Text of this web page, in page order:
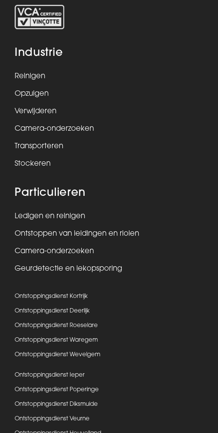
Industrie
Reinigen
Opzuigen
Verwijderen
Camera-onderzoeken
Transporteren
Stockeren
Particulieren
Ledigen en reinigen
Ontstoppen van leidingen en riolen
Camera-onderzoeken
Geurdetectie en lekopsporing
Ontstoppingsdienst Kortrijk
Ontstoppingsdienst Deerlijk
Ontstoppingsdienst Roeselare
Ontstoppingsdienst Waregem
Ontstoppingsdienst Wevelgem
Ontstoppingsdienst Ieper
Ontstoppingsdienst Poperinge
Ontstoppingsdienst Diksmuide
Ontstoppingsdienst Veurne